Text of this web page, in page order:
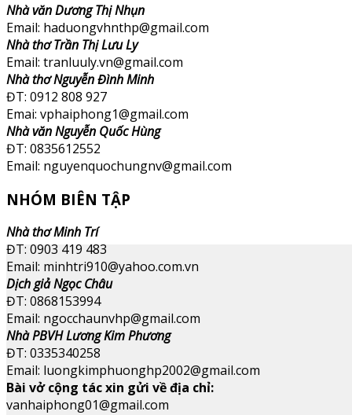
Nhà văn Dương Thị Nhụn
Email: haduongvhnthp@gmail.com
Nhà thơ Trần Thị Lưu Ly
Email: tranluuly.vn@gmail.com
Nhà thơ Nguyễn Đình Minh
ĐT: 0912 808 927
Emai: vphaiphong1@gmail.com
Nhà văn Nguyễn Quốc Hùng
ĐT: 0835612552
Email: nguyenquochungnv@gmail.com
NHÓM BIÊN TẬP
Nhà thơ Minh Trí
ĐT: 0903 419 483
Email: minhtri910@yahoo.com.vn
Dịch giả Ngọc Châu
ĐT: 0868153994
Email: ngocchaunvhp@gmail.com
Nhà PBVH Lương Kim Phương
ĐT: 0335340258
Email: luongkimphuonghp2002@gmail.com
Bài vở cộng tác xin gửi về địa chỉ:
vanhaiphong01@gmail.com